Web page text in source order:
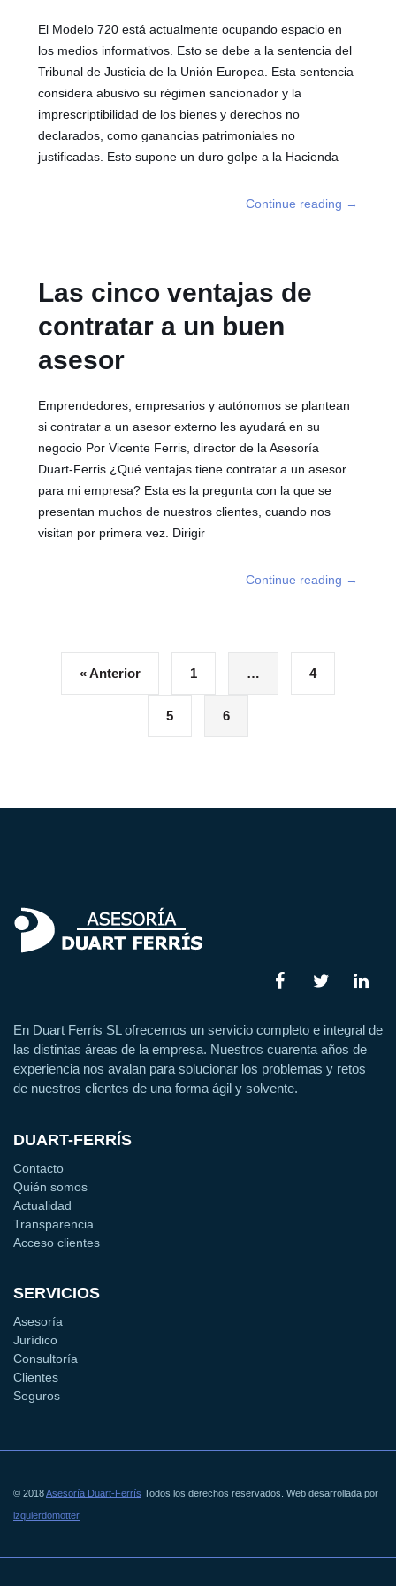
El Modelo 720 está actualmente ocupando espacio en
los medios informativos. Esto se debe a la sentencia del
Tribunal de Justicia de la Unión Europea. Esta sentencia
considera abusivo su régimen sancionador y la
imprescriptibilidad de los bienes y derechos no
declarados, como ganancias patrimoniales no
justificadas. Esto supone un duro golpe a la Hacienda
Continue reading →
Las cinco ventajas de
contratar a un buen
asesor
Emprendedores, empresarios y autónomos se plantean
si contratar a un asesor externo les ayudará en su
negocio Por Vicente Ferris, director de la Asesoría
Duart-Ferris ¿Qué ventajas tiene contratar a un asesor
para mi empresa? Esta es la pregunta con la que se
presentan muchos de nuestros clientes, cuando nos
visitan por primera vez. Dirigir
Continue reading →
« Anterior 1 … 4
5 6
En Duart Ferrís SL ofrecemos un servicio completo e integral de
las distintas áreas de la empresa. Nuestros cuarenta años de
experiencia nos avalan para solucionar los problemas y retos
de nuestros clientes de una forma ágil y solvente.
DUART-FERRÍS
Contacto
Quién somos
Actualidad
Transparencia
Acceso clientes
SERVICIOS
Asesoría
Jurídico
Consultoría
Clientes
Seguros
© 2018Asesoría Duart-Ferrís Todos los derechos reservados. Web desarrollada por
izquierdomotter